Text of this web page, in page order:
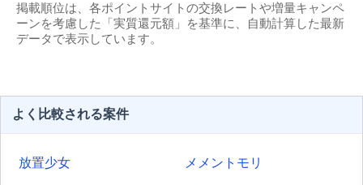
掲載順位は、各ポイントサイトの交換レートや増量キャンペ
ーンを考慮した「実質還元額」を基準に、自動計算した最新
データで表示しています。
よく比較される案件
放置少女 メメントモリ